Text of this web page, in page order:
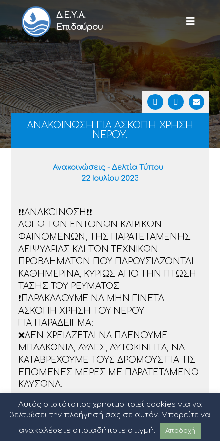
Δ.Ε.Υ.Α.
Επιδαύρου
ΑΝΑΚΟΙΝΩΣΗ ΓΙΑ ΑΣΚΟΠΗ ΧΡΗΣΗ
ΝΕΡΟΥ.
Ανακοινώσεις - Δελτία Τύπου
22 Ιουλίου 2023
❗❗ΑΝΑΚΟΙΝΩΣΗ❗❗
ΛΟΓΩ ΤΩΝ ΕΝΤΟΝΩΝ ΚΑΙΡΙΚΩΝ
ΦΑΙΝΟΜΕΝΩΝ, ΤΗΣ ΠΑΡΑΤΕΤΑΜΕΝΗΣ
ΛΕΙΨΥΔΡΙΑΣ ΚΑΙ ΤΩΝ ΤΕΧΝΙΚΩΝ
ΠΡΟΒΛΗΜΑΤΩΝ ΠΟΥ ΠΑΡΟΥΣΙΑΖΟΝΤΑΙ
ΚΑΘΗΜΕΡΙΝΑ, ΚΥΡΙΩΣ ΑΠΟ ΤΗΝ ΠΤΩΣΗ
ΤΑΣΗΣ ΤΟΥ ΡΕΥΜΑΤΟΣ
❗ΠΑΡΑΚΑΛΟΥΜΕ ΝΑ ΜΗΝ ΓΙΝΕΤΑΙ
ΑΣΚΟΠΗ ΧΡΗΣΗ ΤΟΥ ΝΕΡΟΥ
ΓΙΑ ΠΑΡΑΔΕΙΓΜΑ:
❌ΔΕΝ ΧΡΕΙΑΖΕΤΑΙ ΝΑ ΠΛΕΝΟΥΜΕ
ΜΠΑΛΚΟΝΙΑ, ΑΥΛΕΣ, ΑΥΤΟΚΙΝΗΤΑ, ΝΑ
ΚΑΤΑΒΡΕΧΟΥΜΕ ΤΟΥΣ ΔΡΟΜΟΥΣ ΓΙΑ ΤΙΣ
ΕΠΟΜΕΝΕΣ ΜΕΡΕΣ ΜΕ ΠΑΡΑΤΕΤΑΜΕΝΟ
ΚΑΥΣΩΝΑ.
Αυτός ο ιστότοπος χρησιμοποιεί cookies για να
βελτιώσει την πλοήγησή σας σε αυτόν. Μπορείτε να
ανακαλέσετε οποιαδήποτε στιγμή.
Αποδοχή